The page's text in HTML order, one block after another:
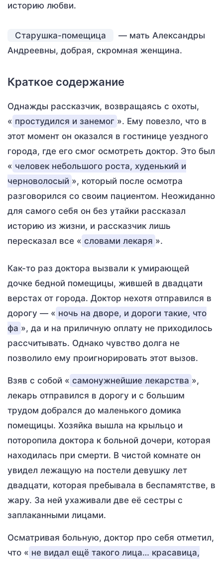
историю любви.
Старушка-помещица
— мать Александры
Андреевны, добрая, скромная женщина.
Краткое содержание
Однажды рассказчик, возвращаясь с охоты,
« простудился и занемог ». Ему повезло, что в
этот момент он оказался в гостинице уездного
города, где его смог осмотреть доктор. Это был
« человек небольшого роста, худенький и
черноволосый », который после осмотра
разговорился со своим пациентом. Неожиданно
для самого себя он без утайки рассказал
историю из жизни, и рассказчик лишь
пересказал все « словами лекаря ».
Как-то раз доктора вызвали к умирающей
дочке бедной помещицы, жившей в двадцати
верстах от города. Доктор нехотя отправился в
дорогу — « ночь на дворе, и дороги такие, что
фа », да и на приличную оплату не приходилось
рассчитывать. Однако чувство долга не
позволило ему проигнорировать этот вызов.
Взяв с собой « самонужнейшие лекарства »,
лекарь отправился в дорогу и с большим
трудом добрался до маленького домика
помещицы. Хозяйка вышла на крыльцо и
поторопила доктора к больной дочери, которая
находилась при смерти. В чистой комнате он
увидел лежащую на постели девушку лет
двадцати, которая пребывала в беспамятстве, в
жару. За ней ухаживали две её сестры с
заплаканными лицами.
Осматривая больную, доктор про себя отметил,
что « не видал ещё такого лица… красавица,